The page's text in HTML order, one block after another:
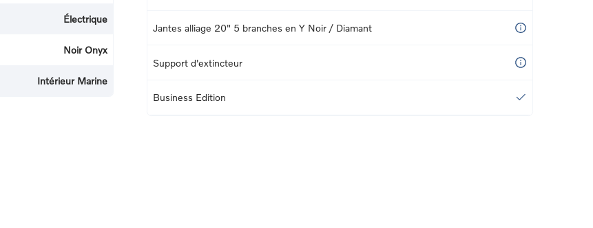
Électrique
Noir Onyx
Intérieur Marine
Jantes alliage 20" 5 branches en Y Noir / Diamant
Support d'extincteur
Business Edition